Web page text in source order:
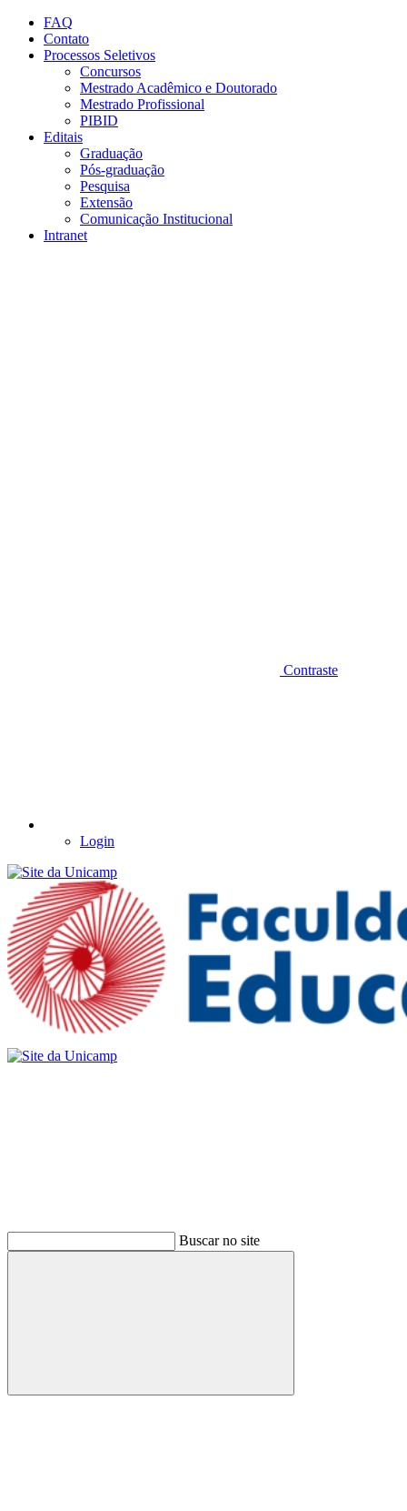
Conteúdo principal
FAQ
Contato
Processos Seletivos
Concursos
Mestrado Acadêmico e Doutorado
Mestrado Profissional
PIBID
Editais
Graduação
Pós-graduação
Pesquisa
Extensão
Comunicação Institucional
Intranet
Contraste
Login
Buscar no site
Buscar